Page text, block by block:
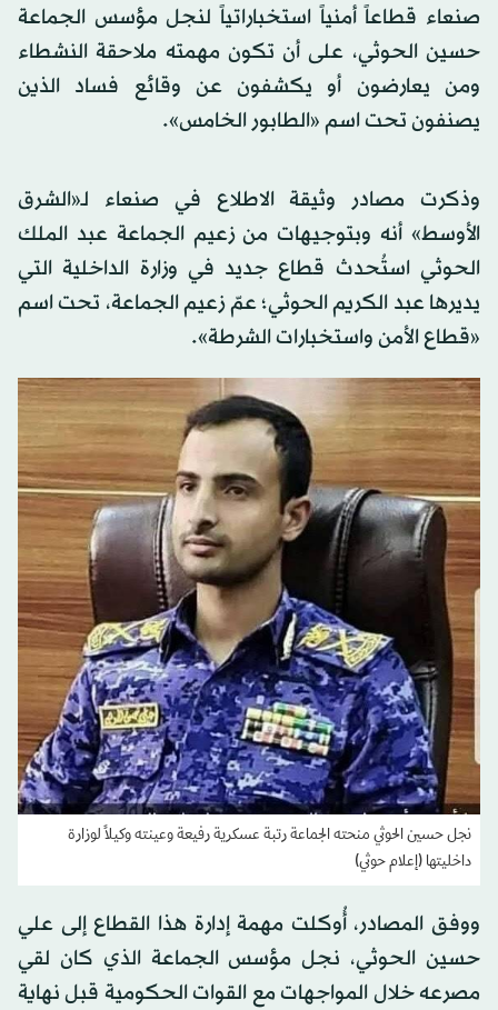
صنعاء قطاعاً أمنياً استخباراتياً لنجل مؤسس الجماعة
حسين الحوثي، على أن تكون مهمته ملاحقة النشطاء
ومن يعارضون أو يكشفون عن وقائع فساد الذين
يصنفون تحت اسم «الطابور الخامس».
وذكرت مصادر وثيقة الاطلاع في صنعاء لـ«الشرق
الأوسط» أنه وبتوجيهات من زعيم الجماعة عبد الملك
الحوثي استُحدث قطاع جديد في وزارة الداخلية التي
يديرها عبد الكريم الحوثي؛ عمّ زعيم الجماعة، تحت اسم
«قطاع الأمن واستخبارات الشرطة».
نجل حسين الحوثي منحته الجماعة رتبة عسكرية رفيعة وعينته وكيلاً لوزارة
داخليتها (إعلام حوثي)
ووفق المصادر، أُوكلت مهمة إدارة هذا القطاع إلى علي
حسين الحوثي، نجل مؤسس الجماعة الذي كان لقي
مصرعه خلال المواجهات مع القوات الحكومية قبل نهاية